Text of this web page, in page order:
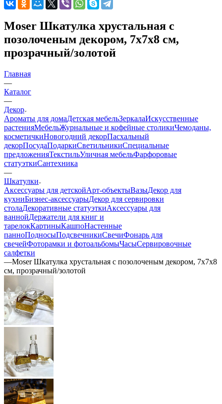
Moser Шкатулка хрустальная с
позолоченым декором, 7х7х8 см,
прозрачный/золотой
Главная
—
Каталог
—
Декор
Ароматы для домаДетская мебельЗеркалаИскусственные
растенияМебельЖурнальные и кофейные столикиЧемоданы,
косметичкиНовогодний декорПасхальный
декорПосудаПодаркиСветильникиСпециальные
предложенияТекстильУличная мебельФарфоровые
статуэткиСантехника
—
Шкатулки
Аксессуары для детскойАрт-объектыВазыДекор для
кухниБизнес-аксессуарыДекор для сервировки
столаДекоративные статуэткиАксессуары для
ваннойДержатели для книг и
тарелокКартиныКашпоНастенные
панноПодносыПодсвечникиСвечиФонарь для
свечейФоторамки и фотоальбомыЧасыСервировочные
салфетки
—Moser Шкатулка хрустальная с позолоченым декором, 7х7х8
см, прозрачный/золотой